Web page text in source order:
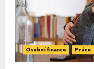
Osobní finance Práce